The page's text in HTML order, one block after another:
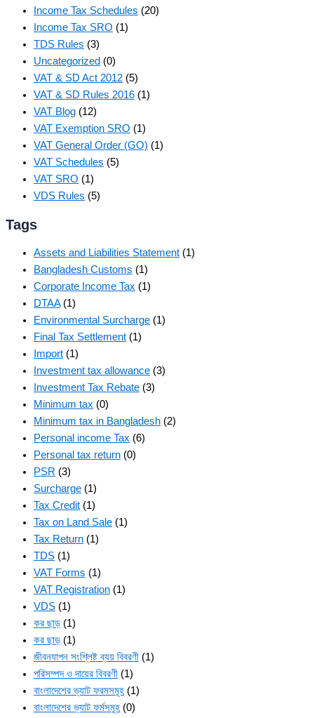
Income Tax Schedules (20)
Income Tax SRO (1)
TDS Rules (3)
Uncategorized (0)
VAT & SD Act 2012 (5)
VAT & SD Rules 2016 (1)
VAT Blog (12)
VAT Exemption SRO (1)
VAT General Order (GO) (1)
VAT Schedules (5)
VAT SRO (1)
VDS Rules (5)
Tags
Assets and Liabilities Statement (1)
Bangladesh Customs (1)
Corporate Income Tax (1)
DTAA(1)
Environmental Surcharge (1)
Final Tax Settlement (1)
Import (1)
Investment tax allowance (3)
Investment Tax Rebate (3)
Minimum tax (0)
Minimum tax in Bangladesh (2)
Personal income Tax (6)
Personal tax return (0)
PSR (3)
Surcharge (1)
Tax Credit (1)
Tax on Land Sale (1)
Tax Return (1)
TDS (1)
VAT Forms (1)
VAT Registration (1)
VDS (1)
কর ছাড় (1)
কর ছাড় (1)
জীবনযাপন সংশ্লিষ্ট ব্যয় বিবরণী (1)
পরিসম্পদ ও দায়ের বিবরণী (1)
বাংলাদেশের ভ্যাট ফরমসমূহ (1)
বাংলাদেশের ভ্যাট ফর্মসমূহ (0)